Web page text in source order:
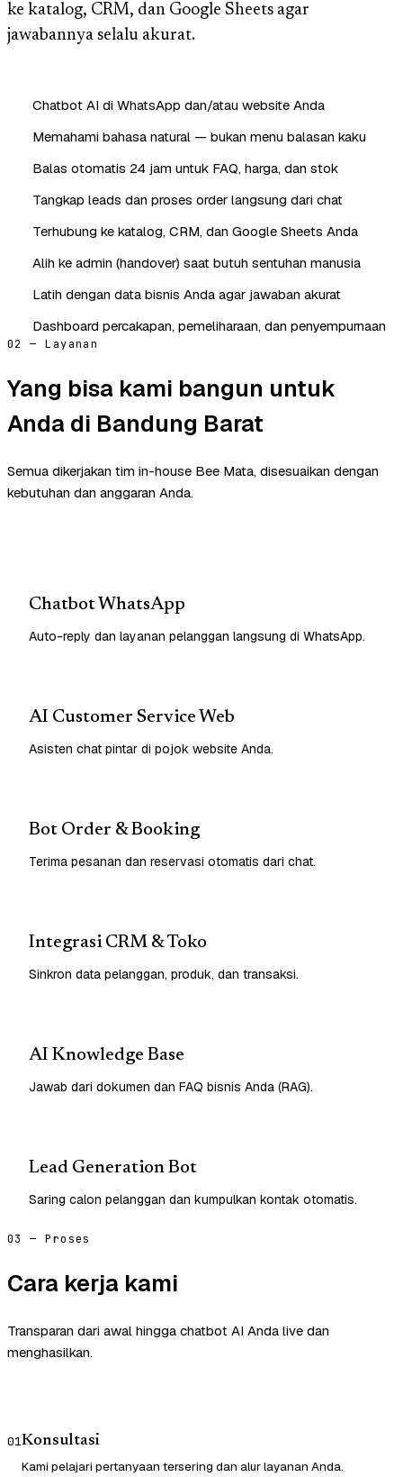
ke katalog, CRM, dan Google Sheets agar
jawabannya selalu akurat.
Chatbot AI di WhatsApp dan/atau website Anda
Memahami bahasa natural — bukan menu balasan kaku
Balas otomatis 24 jam untuk FAQ, harga, dan stok
Tangkap leads dan proses order langsung dari chat
Terhubung ke katalog, CRM, dan Google Sheets Anda
Alih ke admin (handover) saat butuh sentuhan manusia
Latih dengan data bisnis Anda agar jawaban akurat
Dashboard percakapan, pemeliharaan, dan penyempurnaan
02 — Layanan
Yang bisa kami bangun untuk
Anda di Bandung Barat
Semua dikerjakan tim in-house Bee Mata, disesuaikan dengan
kebutuhan dan anggaran Anda.
Chatbot WhatsApp
Auto-reply dan layanan pelanggan langsung di WhatsApp.
AI Customer Service Web
Asisten chat pintar di pojok website Anda.
Bot Order & Booking
Terima pesanan dan reservasi otomatis dari chat.
Integrasi CRM & Toko
Sinkron data pelanggan, produk, dan transaksi.
AI Knowledge Base
Jawab dari dokumen dan FAQ bisnis Anda (RAG).
Lead Generation Bot
Saring calon pelanggan dan kumpulkan kontak otomatis.
03 — Proses
Cara kerja kami
Transparan dari awal hingga chatbot AI Anda live dan
menghasilkan.
01Konsultasi
Kami pelajari pertanyaan tersering dan alur layanan Anda.